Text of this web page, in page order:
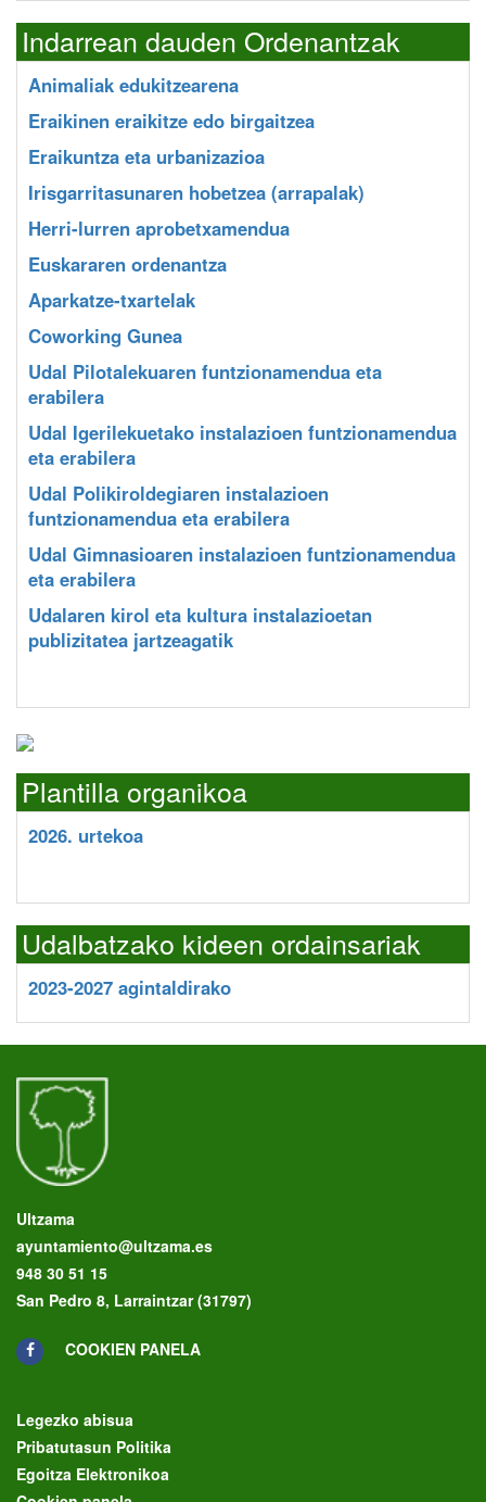
Indarrean dauden Ordenantzak
Animaliak edukitzearena
Eraikinen eraikitze edo birgaitzea
Eraikuntza eta urbanizazioa
Irisgarritasunaren hobetzea (arrapalak)
Herri-lurren aprobetxamendua
Euskararen ordenantza
Aparkatze-txartelak
Coworking Gunea
Udal Pilotalekuaren funtzionamendua eta
erabilera
Udal Igerilekuetako instalazioen funtzionamendua
eta erabilera
Udal Polikiroldegiaren instalazioen
funtzionamendua eta erabilera
Udal Gimnasioaren instalazioen funtzionamendua
eta erabilera
Udalaren kirol eta kultura instalazioetan
publizitatea jartzeagatik
Plantilla organikoa
2026. urtekoa
Udalbatzako kideen ordainsariak
2023-2027 agintaldirako
Ultzama
ayuntamiento@ultzama.es
948 30 51 15
San Pedro 8, Larraintzar (31797)
COOKIEN PANELA
Legezko abisua
Pribatutasun Politika
Egoitza Elektronikoa